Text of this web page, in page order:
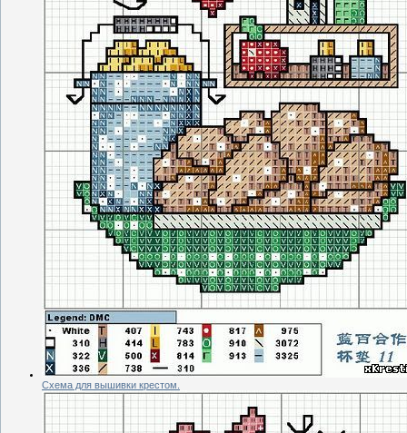
Схема для вышивки крестом.